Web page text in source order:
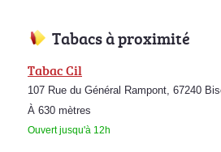
Tabacs à proximité
Tabac Cil
107 Rue du Général Rampont, 67240
À 630 mètres
Ouvert jusqu'à 12h